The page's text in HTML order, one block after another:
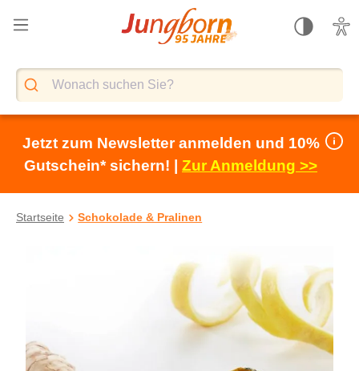
springen
Jetzt zum Newsletter anmelden und 10%
Gutschein* sichern! | Zur Anmeldung >>
Startseite Schokolade & Pralinen